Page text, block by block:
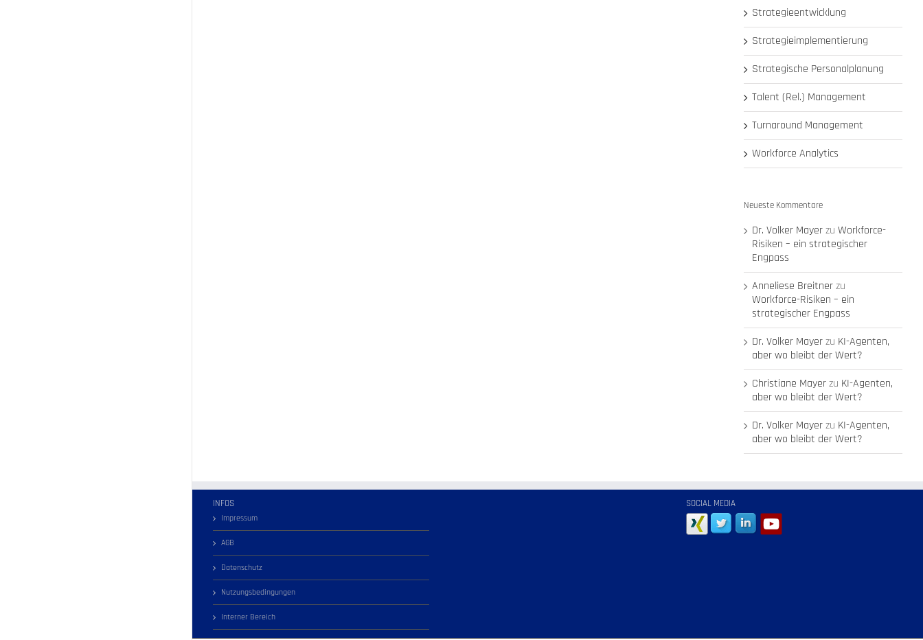
Strategieentwicklung
Strategieimplementierung
Strategische Personalplanung
Talent (Rel.) Management
Turnaround Management
Workforce Analytics
Neueste Kommentare
Dr. Volker MayerzuWorkforce-
Risiken – ein strategischer
Engpass
Anneliese Breitnerzu
Workforce-Risiken – ein
strategischer Engpass
Dr. Volker Mayerzu KI-Agenten,
aber wo bleibt der Wert?
Christiane Mayerzu KI-Agenten,
aber wo bleibt der Wert?
Dr. Volker Mayerzu KI-Agenten,
aber wo bleibt der Wert?
INFOS
Impressum
AGB
Datenschutz
Nutzungsbedingungen
Interner Bereich
SOCIAL MEDIA